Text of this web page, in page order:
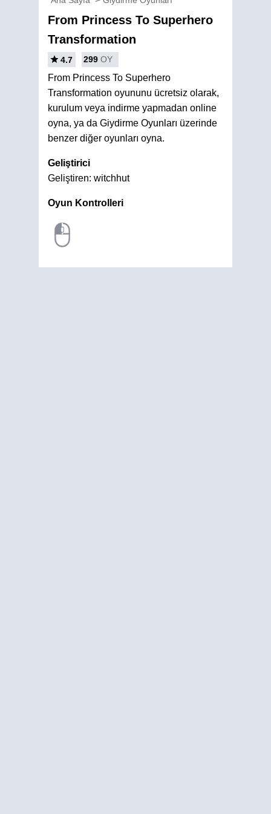
From Princess To Superhero
Transformation
4.7 299 OY
From Princess To Superhero
Transformation oyununu ücretsiz olarak,
kurulum veya indirme yapmadan online
oyna, ya da Giydirme Oyunları üzerinde
benzer diğer oyunları oyna.
Geliştirici
Geliştiren: witchhut
Oyun Kontrolleri